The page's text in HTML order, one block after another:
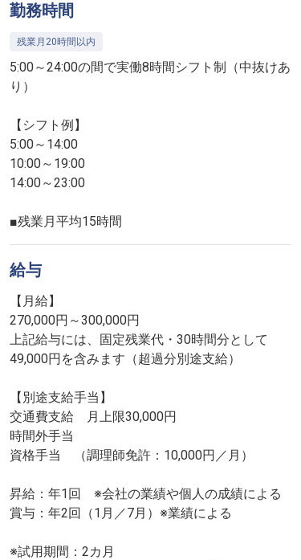
勤務時間
残業月20時間以内
5:00～24:00の間で実働8時間シフト制（中抜けあ
り）
【シフト例】
5:00～14:00
10:00～19:00
14:00～23:00
■残業月平均15時間
給与
【月給】
270,000円～300,000円
上記給与には、固定残業代・30時間分として
49,000円を含みます（超過分別途支給）
【別途支給手当】
交通費支給 月上限30,000円
時間外手当
資格手当 （調理師免許：10,000円／月）
昇給：年1回 ※会社の業績や個人の成績による
賞与：年2回（1月／7月）※業績による
※試用期間：2カ月